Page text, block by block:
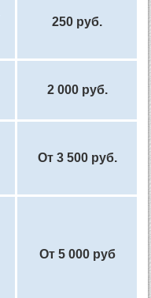
250 руб.
2 000 руб.
От 3 500 руб.
От 5 000 руб